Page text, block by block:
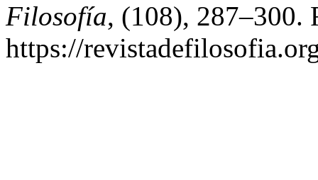
Filosofía, (108), 287–300.
https://